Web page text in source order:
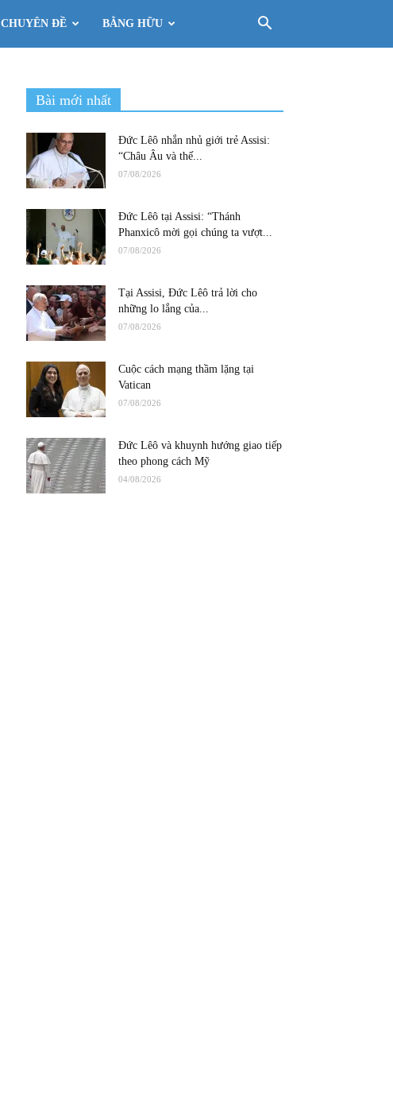
CHUYÊN ĐỀ BẰNG HỮU
Bài mới nhất
Đức Lêô nhắn nhủ giới trẻ Assisi:
“Châu Âu và thế...
07/08/2026
Đức Lêô tại Assisi: “Thánh
Phanxicô mời gọi chúng ta vượt...
07/08/2026
Tại Assisi, Đức Lêô trả lời cho
những lo lắng của...
07/08/2026
Cuộc cách mạng thầm lặng tại
Vatican
07/08/2026
Đức Lêô và khuynh hướng giao tiếp
theo phong cách Mỹ
04/08/2026